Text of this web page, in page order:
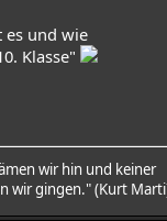
es und wie
Klasse"
wir hin und keiner
wir gingen." (Kurt